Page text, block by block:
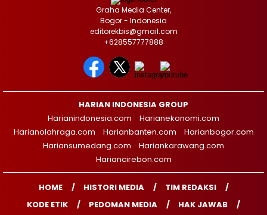
Graha Media Center,
Bogor - Indonesia
editorekbis@gmail.com
+628557777888
HARIAN INDONESIA GROUP
Harianindonesia.com
Harianekonomi.com
Harianolahraga.com
Harianbanten.com
Harianbogor.com
Hariansumedang.com
Hariankarawang.com
Hariancirebon.com
HOME HISTORI MEDIA
TIM REDAKSI
KODE ETIK
PEDOMAN MEDIA
HAK JAWAB